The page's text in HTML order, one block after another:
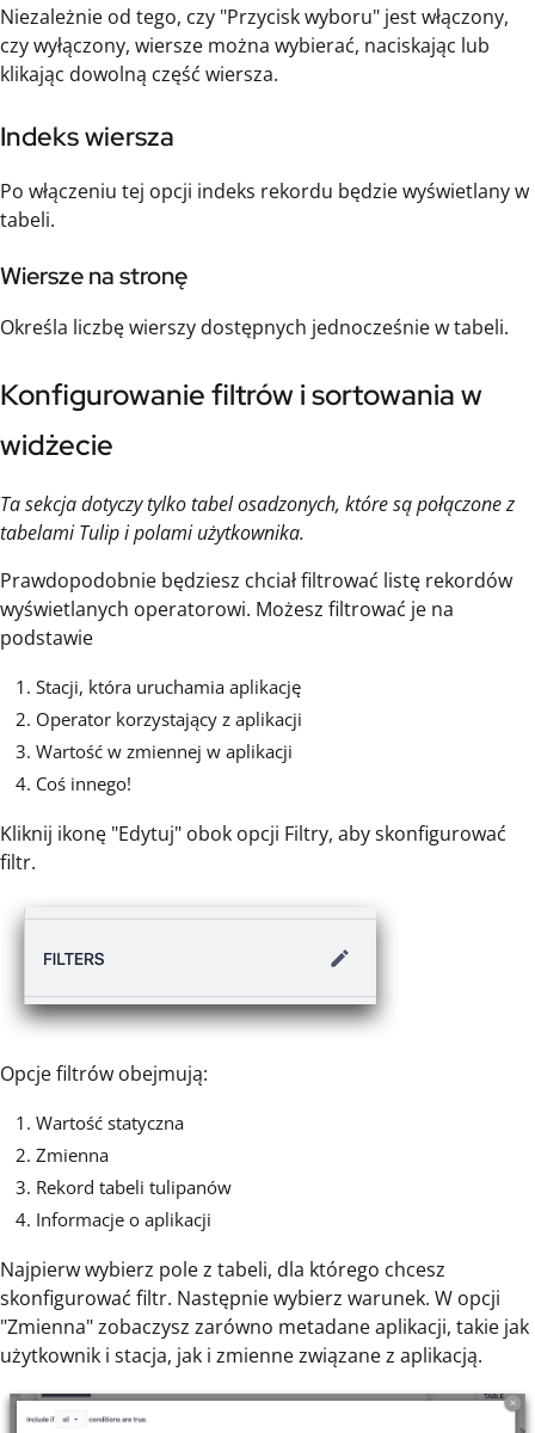
Niezależnie od tego, czy "Przycisk wyboru" jest włączony,
czy wyłączony, wiersze można wybierać, naciskając lub
klikając dowolną część wiersza.
Indeks wiersza
Po włączeniu tej opcji indeks rekordu będzie wyświetlany w
tabeli.
Wiersze na stronę
Określa liczbę wierszy dostępnych jednocześnie w tabeli.
Konfigurowanie filtrów i sortowania w
widżecie
Ta sekcja dotyczy tylko tabel osadzonych, które są połączone z
tabelami Tulip i polami użytkownika.
Prawdopodobnie będziesz chciał filtrować listę rekordów
wyświetlanych operatorowi. Możesz filtrować je na
podstawie
Stacji, która uruchamia aplikację
Operator korzystający z aplikacji
Wartość w zmiennej w aplikacji
Coś innego!
Kliknij ikonę "Edytuj" obok opcji Filtry, aby skonfigurować
filtr.
Opcje filtrów obejmują:
Wartość statyczna
Zmienna
Rekord tabeli tulipanów
Informacje o aplikacji
Najpierw wybierz pole z tabeli, dla którego chcesz
skonfigurować filtr. Następnie wybierz warunek. W opcji
"Zmienna" zobaczysz zarówno metadane aplikacji, takie jak
użytkownik i stacja, jak i zmienne związane z aplikacją.